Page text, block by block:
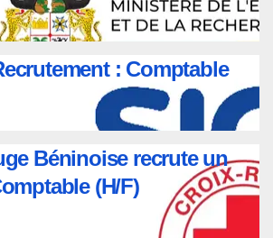
: Comptable
Béninoise recrute un
(H/F)